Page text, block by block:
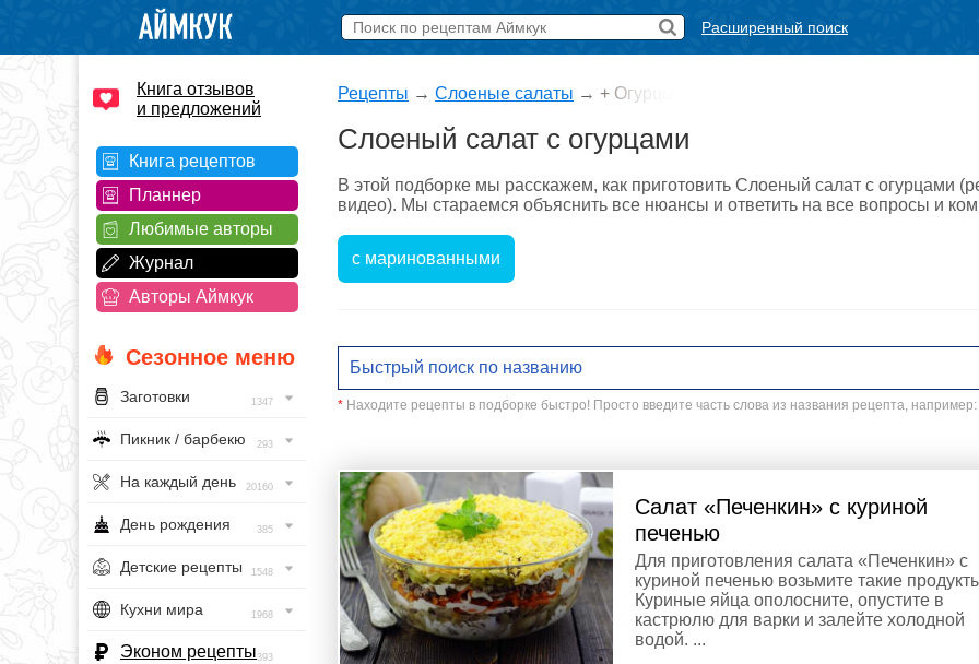
Расширенный поиск
Книга отзывов
и предложений
Книга рецептов
Планнер
Любимые авторы
Журнал
Авторы Аймкук
Сезонное меню
Заготовки 1347
Пикник / барбекю 293
На каждый день 20160
День рождения 385
Детские рецепты 1548
Кухни мира 1968
Эконом рецепты393
Рецепты → Слоеные салаты → + Огурцы
Слоеный салат с огурцами
В этой подборке мы расскажем, как приготовить Слоеный салат с огурцами
видео). Мы стараемся объяснить все нюансы и ответить на все вопросы и
с маринованными
* Находите рецепты в подборке быстро! Просто введите часть слова из названия рецепта, например:
Салат «Печенкин» с куриной
печенью
Для приготовления салата «Печенкин» с
куриной печенью возьмите такие
Куриные яйца ополосните, опустите в
кастрюлю для варки и залейте холодной
водой. ...